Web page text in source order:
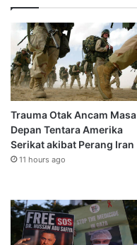
Trauma Otak Ancam Masa
Depan Tentara Amerika
Serikat akibat Perang Iran
11 hours ago